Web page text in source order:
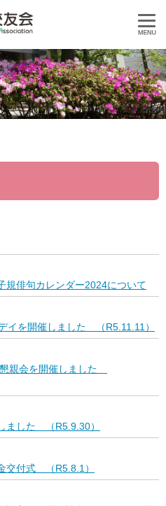
規俳句カレンダー2024について
イを開催しました （R5.11.11）
親会を開催しました
ました （R5.9.30）
交付式 （R5.8.1）